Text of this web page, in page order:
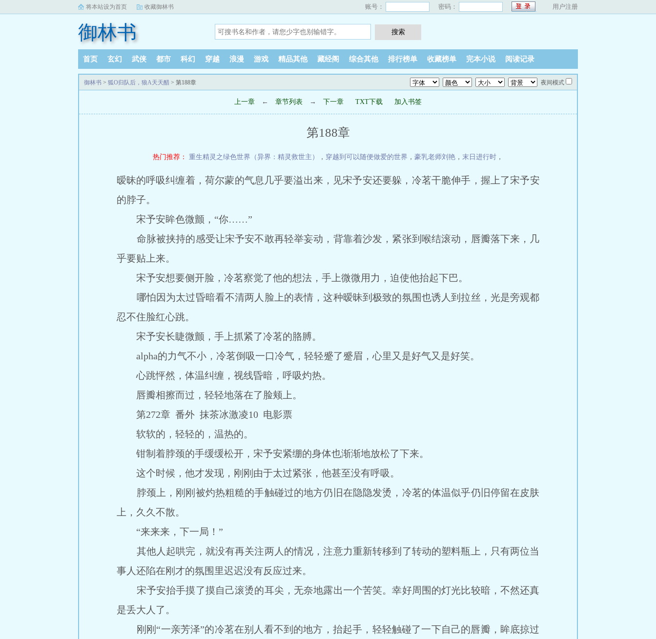
将本站设为首页 收藏御林书 账号： 密码： 用户注册
御林书
首页 玄幻 武侠 都市 科幻 穿越 浪漫 游戏 精品其他 藏经阁 综合其他 排行榜单 收藏榜单 完本小说 阅读记录
御林书 > 狐O归队后，狼A天天醋 > 第188章 夜间模式
上一章 ← 章节列表 → 下一章 TXT下载 加入书签
第188章
热门推荐： 重生精灵之绿色世界（异界：精灵救世主） ， 穿越到可以随便做爱的世界 ， 豪乳老师刘艳 ， 末日进行时 ，
暧昧的呼吸纠缠着，荷尔蒙的气息几乎要溢出来，见宋予安还要躲，冷茗干脆伸手，握上了宋予安
的脖子。
宋予安眸色微颤，“你……”
命脉被挟持的感受让宋予安不敢再轻举妄动，背靠着沙发，紧张到喉结滚动，唇瓣落下来，几
乎要贴上来。
宋予安想要侧开脸，冷茗察觉了他的想法，手上微微用力，迫使他抬起下巴。
哪怕因为太过昏暗看不清两人脸上的表情，这种暧昧到极致的氛围也诱人到拉丝，光是旁观都
忍不住脸红心跳。
宋予安长睫微颤，手上抓紧了冷茗的胳膊。
alpha的力气不小，冷茗倒吸一口冷气，轻轻蹙了蹙眉，心里又是好气又是好笑。
心跳怦然，体温纠缠，视线昏暗，呼吸灼热。
唇瓣相擦而过，轻轻地落在了脸颊上。
第272章 番外 抹茶冰激凌10 电影票
软软的，轻轻的，温热的。
钳制着脖颈的手缓缓松开，宋予安紧绷的身体也渐渐地放松了下来。
这个时候，他才发现，刚刚由于太过紧张，他甚至没有呼吸。
脖颈上，刚刚被灼热粗糙的手触碰过的地方仍旧在隐隐发烫，冷茗的体温似乎仍旧停留在皮肤
上，久久不散。
“来来来，下一局！”
其他人起哄完，就没有再关注两人的情况，注意力重新转移到了转动的塑料瓶上，只有两位当
事人还陷在刚才的氛围里迟迟没有反应过来。
宋予安抬手摸了摸自己滚烫的耳尖，无奈地露出一个苦笑。幸好周围的灯光比较暗，不然还真
是丢大人了。
刚刚“一亲芳泽”的冷茗在别人看不到的地方，抬起手，轻轻触碰了一下自己的唇瓣，眸底掠过